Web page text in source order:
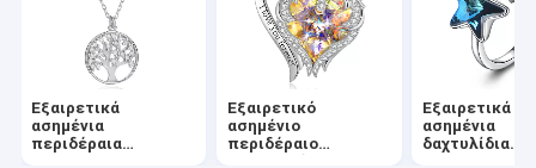
Εξαιρετικές ασημένιες αλυσίδες περιδεραίων
Κοσμήματα για γράμματα
Κιβώτιο δώρων κοσμήματος
Εξαιρετικά
ασημένια
περιδέραια
Εξαιρετικό
ασημένιο
περιδέραιο
Εξαιρετικά
ασημένια
δαχτυλίδια